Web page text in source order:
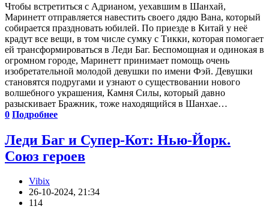
Чтобы встретиться с Адрианом, уехавшим в Шанхай,
Маринетт отправляется навестить своего дядю Вана, который
собирается праздновать юбилей. По приезде в Китай у неё
крадут все вещи, в том числе сумку с Тикки, которая помогает
ей трансформироваться в Леди Баг. Беспомощная и одинокая в
огромном городе, Маринетт принимает помощь очень
изобретательной молодой девушки по имени Фэй. Девушки
становятся подругами и узнают о существовании нового
волшебного украшения, Камня Силы, который давно
разыскивает Бражник, тоже находящийся в Шанхае…
0 Подробнее
Леди Баг и Супер-Кот: Нью-Йорк.
Союз героев
Vibix
26-10-2024, 21:34
114